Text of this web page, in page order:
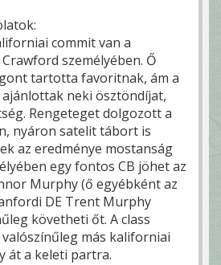
commit van a
személyében. Ő
tartotta favoritnak, ám a
ajánlottak neki ösztöndíjat,
Rengeteget dolgozott a
nyáron satelit tábort is
az eredménye mostanság
egy fontos CB jöhet az
Murphy (ő egyébként az
DE Trent Murphy
követheti őt. A class
más kaliforniai
át a keleti partra.